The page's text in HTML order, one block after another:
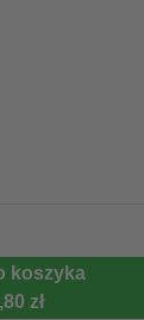
koszyka
zł